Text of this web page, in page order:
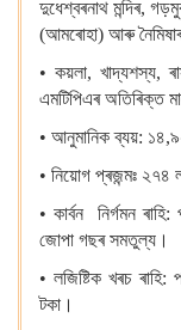
দুধেশ্বৰনাথ মন্দিৰ,
(আমৰোহা) আৰু
• কয়লা, খাদ্যশস্য,
এমটিপিএৰ অতিৰিক্ত
• আনুমানিক ব্যয়:
• নিয়োগ প্ৰজন্মঃ ২৭৪
• কাৰ্বন নিৰ্গমন
জোপা গছৰ সমতুল্য।
• লজিষ্টিক খৰচ
টকা।